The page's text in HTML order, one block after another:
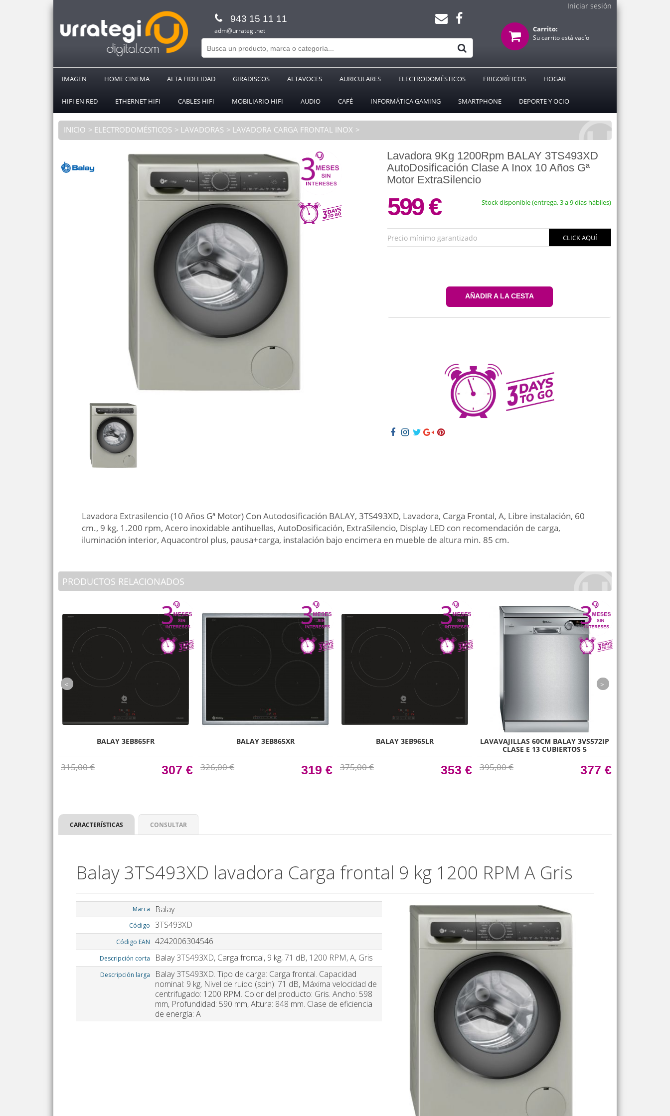
Iniciar sesión
943 15 11 11
adm@urrategi.net Carrito:
Su carrito está vacío
IMAGEN HOME CINEMA ALTA FIDELIDAD GIRADISCOS ALTAVOCES AURICULARES ELECTRODOMÉSTICOS FRIGORÍFICOS HOGAR
HIFI EN RED ETHERNET HIFI CABLES HIFI MOBILIARIO HIFI AUDIO CAFÉ INFORMÁTICA GAMING SMARTPHONE DEPORTE Y OCIO
INICIO ELECTRODOMÉSTICOS LAVADORAS LAVADORA CARGA FRONTAL INOX
Lavadora 9Kg 1200Rpm BALAY 3TS493XD
AutoDosificación Clase A Inox 10 Años Gª
Motor ExtraSilencio
599 € Stock disponible (entrega, 3 a 9 días hábiles)
Precio mínimo garantizado CLICK AQUÍ
AÑADIR A LA CESTA
Lavadora Extrasilencio (10 Años Gª Motor) Con Autodosificación BALAY, 3TS493XD, Lavadora, Carga Frontal, A, Libre instalación, 60
cm., 9 kg, 1.200 rpm, Acero inoxidable antihuellas, AutoDosificación, ExtraSilencio, Display LED con recomendación de carga,
iluminación interior, Aquacontrol plus, pausa+carga, instalación bajo encimera en mueble de altura min. 85 cm.
PRODUCTOS RELACIONADOS
BALAY 3EB865FR
315,00 € 307 €
BALAY 3EB865XR
326,00 € 319 €
BALAY 3EB965LR
375,00 € 353 €
LAVAVAJILLAS 60CM BALAY 3VS572IP
CLASE E 13 CUBIERTOS 5
395,00 € 377 €
CARACTERÍSTICAS CONSULTAR